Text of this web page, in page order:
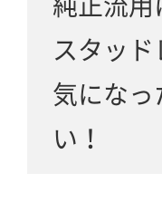
スタッ
気になっ
い！